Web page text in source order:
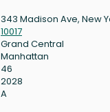
343 Madison Ave, New
10017
Grand Central
Manhattan
46
2028
A